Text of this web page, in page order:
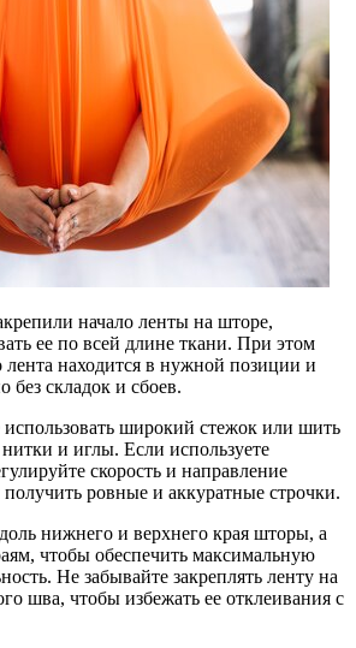
начало ленты на шторе,
ее по всей длине ткани. При этом
лента находится в нужной позиции и
без складок и сбоев.
широкий стежок или шить
и иглы. Если используете
скорость и направление
ровные и аккуратные строчки.
нижнего и верхнего края шторы, а
чтобы обеспечить максимальную
Не забывайте закреплять ленту на
шва, чтобы избежать ее отклеивания с